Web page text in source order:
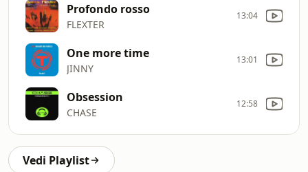
Profondo rosso
FLEXTER
13:04
One more time
JINNY
13:01
Obsession
CHASE
12:58
Vedi Playlist